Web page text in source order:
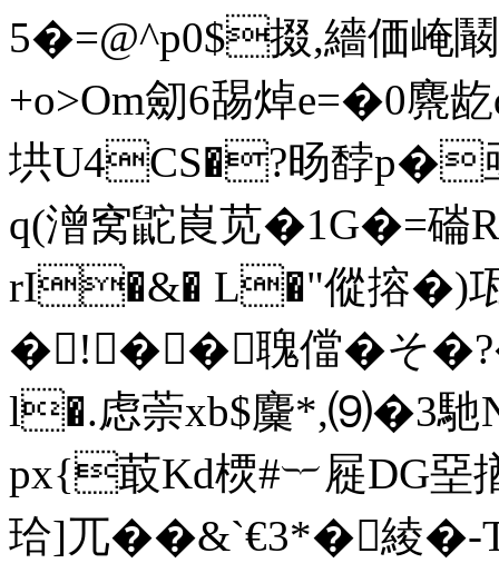
5�=@^p0$掇,繬価崦
+o>Om劎6舓焯e=�0麍
垬U4CS�?旸馞p�
q(潧窝鼧崀苋�1G�=
rI�&� L�"傱搈�)瓨
�!��聭儅�そ
l�.虑萗xb$麜*,⑼�3
px{菆Kd樮#︸屣DG
珨]兀��&`€3*�綾